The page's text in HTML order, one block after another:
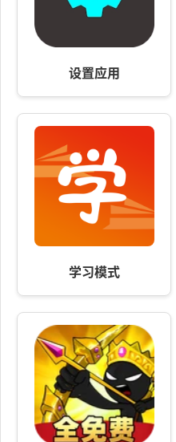
设置应用
学习模式